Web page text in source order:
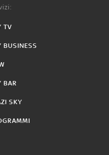
TV
BUSINESS
BAR
SKY